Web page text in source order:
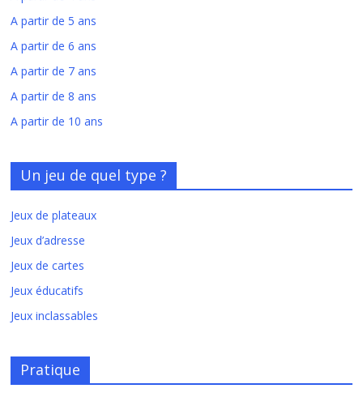
A partir de 5 ans
A partir de 6 ans
A partir de 7 ans
A partir de 8 ans
A partir de 10 ans
Un jeu de quel type ?
Jeux de plateaux
Jeux d’adresse
Jeux de cartes
Jeux éducatifs
Jeux inclassables
Pratique